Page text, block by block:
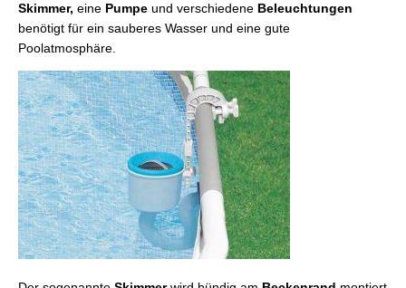
Skimmer, eine Pumpe und verschiedene Beleuchtungen
benötigt für ein sauberes Wasser und eine gute
Poolatmosphäre.